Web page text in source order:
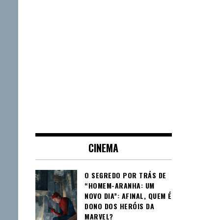
CINEMA
O SEGREDO POR TRÁS DE
“HOMEM-ARANHA: UM
NOVO DIA”: AFINAL, QUEM É
DONO DOS HERÓIS DA
MARVEL?